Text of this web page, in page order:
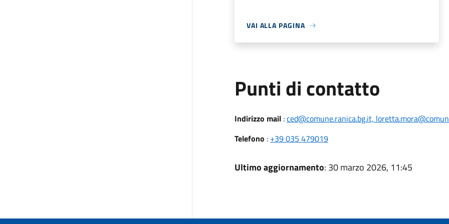
VAI ALLA PAGINA
Punti di contatto
Indirizzo mail:ced@comune.ranica.bg.it,
Telefono : +39 035 479019
Ultimo aggiornamento: 30 marzo 2026, 11:45